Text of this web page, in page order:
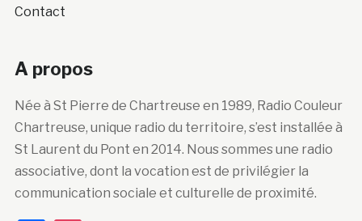
Contact
A propos
Née à St Pierre de Chartreuse en 1989, Radio Couleur
Chartreuse, unique radio du territoire, s’est installée à
St Laurent du Pont en 2014. Nous sommes une radio
associative, dont la vocation est de privilégier la
communication sociale et culturelle de proximité.